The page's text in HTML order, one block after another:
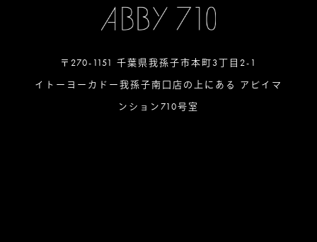
〒270-1151 千葉県我孫子市本町3丁目2-1
イトーヨーカドー我孫子南口店の上にある アビイマ
ンション710号室